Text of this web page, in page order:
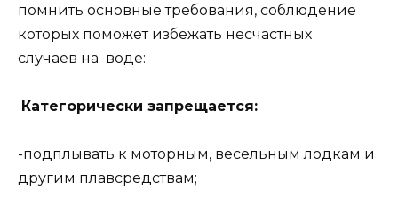
помнить основные требования, соблюдение
которых поможет избежать несчастных
случаев на воде:
Категорически запрещается:
-подплывать к моторным, весельным лодкам и
другим плавсредствам;